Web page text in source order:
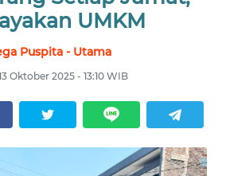
UMKM
Puspita - Utama
Oktober 2025 - 13:10 WIB